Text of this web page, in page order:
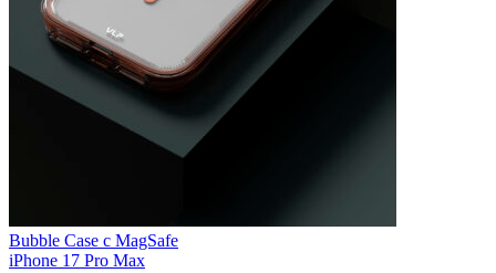
Bubble Case с MagSafe
iPhone 17 Pro Max